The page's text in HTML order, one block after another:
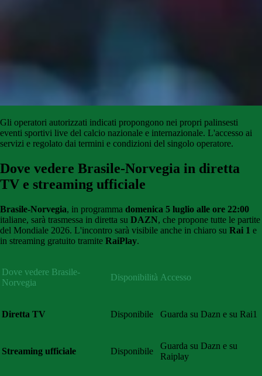
Gli operatori autorizzati indicati propongono nei propri palinsesti
eventi sportivi live del calcio nazionale e internazionale. L'accesso ai
servizi e regolato dai termini e condizioni del singolo operatore.
Dove vedere Brasile-Norvegia in diretta
TV e streaming ufficiale
Brasile-Norvegia, in programma domenica 5 luglio alle ore 22:00
italiane, sarà trasmessa in diretta su DAZN, che propone tutte le partite
del Mondiale 2026. L'incontro sarà visibile anche in chiaro su Rai 1 e
in streaming gratuito tramite RaiPlay.
Dove vedere Brasile-
Norvegia
Disponibilità Accesso
Diretta TV Disponibile Guarda su Dazn e su Rai1
Streaming ufficiale Disponibile
Guarda su Dazn e su
Raiplay